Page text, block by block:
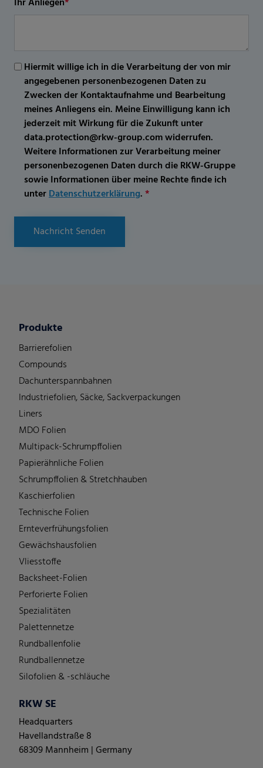
Hiermit willige ich in die Verarbeitung der von mir
angegebenen personenbezogenen Daten zu
Zwecken der Kontaktaufnahme und Bearbeitung
meines Anliegens ein. Meine Einwilligung kann ich
jederzeit mit Wirkung für die Zukunft unter
data.protection@rkw-group.com widerrufen.
Weitere Informationen zur Verarbeitung meiner
personenbezogenen Daten durch die RKW-Gruppe
sowie Informationen über meine Rechte finde ich
unterDatenschutzerklärung.*
Nachricht Senden
Produkte
Barrierefolien
Compounds
Dachunterspannbahnen
Industriefolien, Säcke, Sackverpackungen
Liners
MDO Folien
Multipack-Schrumpffolien
Papierähnliche Folien
Schrumpffolien & Stretchhauben
Kaschierfolien
Technische Folien
Ernteverfrühungsfolien
Gewächshausfolien
Vliesstoffe
Backsheet-Folien
Perforierte Folien
Spezialitäten
Palettennetze
Rundballenfolie
Rundballennetze
Silofolien & -schläuche
RKW SE
Headquarters
Havellandstraße 8
68309 Mannheim | Germany